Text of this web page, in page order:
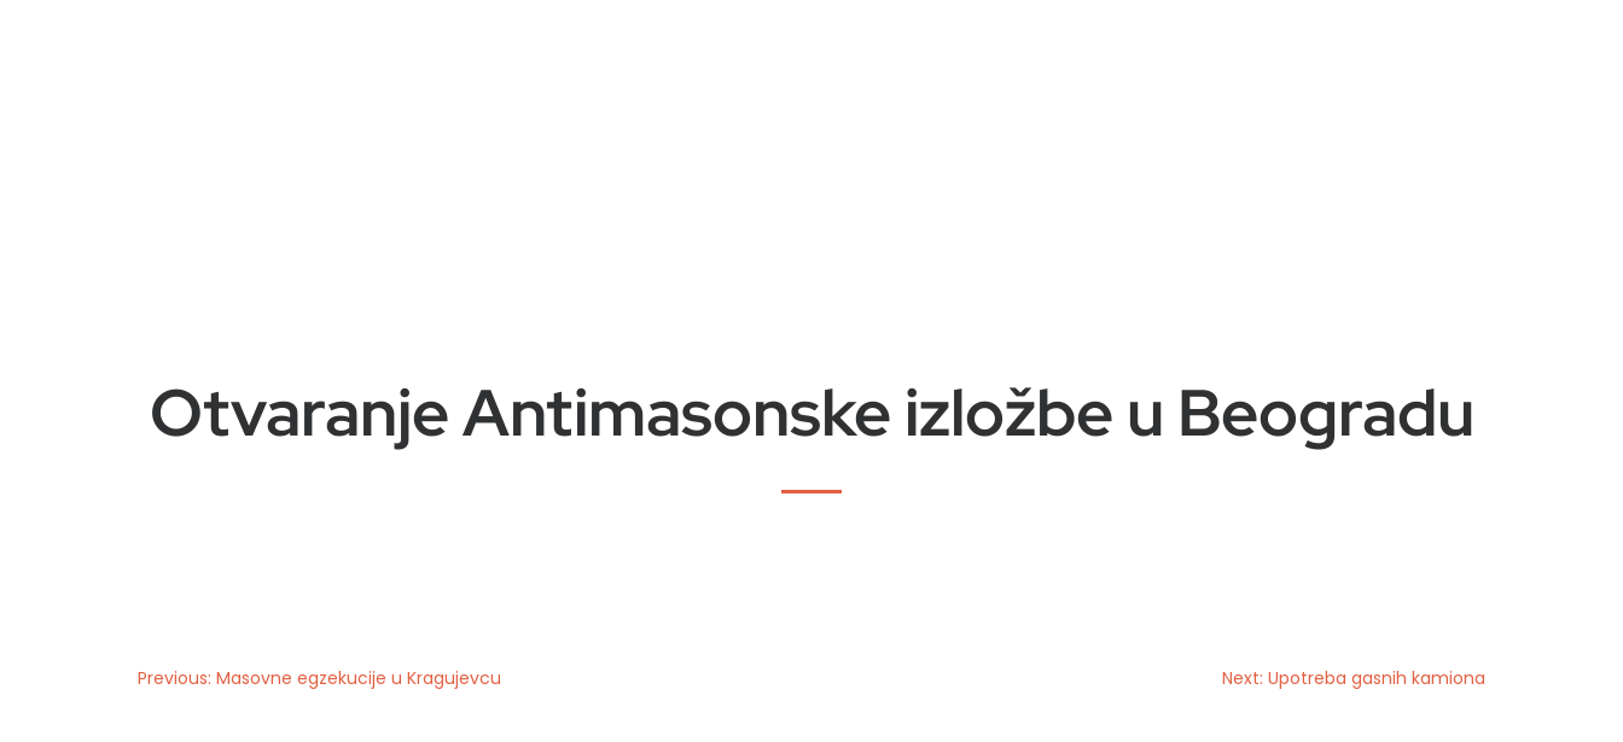
Otvaranje Antimasonske izložbe u Beogradu
Previous: Masovne egzekucije u Kragujevcu Next: Upotreba gasnih kamiona